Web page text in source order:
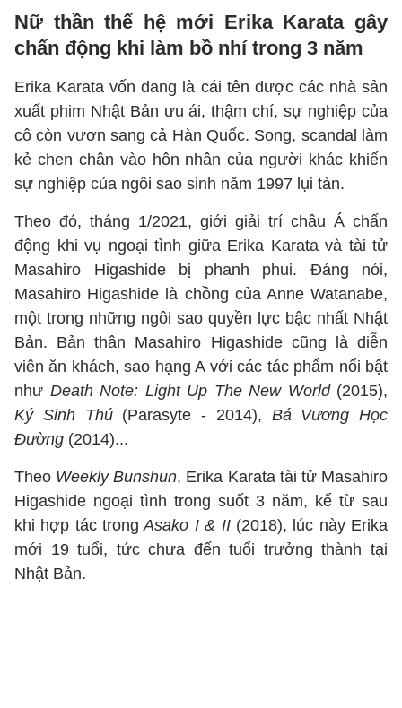
Nữ thần thế hệ mới Erika Karata gây
chấn động khi làm bồ nhí trong 3 năm
Erika Karata vốn đang là cái tên được các nhà sản
xuất phim Nhật Bản ưu ái, thậm chí, sự nghiệp của
cô còn vươn sang cả Hàn Quốc. Song, scandal làm
kẻ chen chân vào hôn nhân của người khác khiến
sự nghiệp của ngôi sao sinh năm 1997 lụi tàn.
Theo đó, tháng 1/2021, giới giải trí châu Á chấn
động khi vụ ngoại tình giữa Erika Karata và tài tử
Masahiro Higashide bị phanh phui. Đáng nói,
Masahiro Higashide là chồng của Anne Watanabe,
một trong những ngôi sao quyền lực bậc nhất Nhật
Bản. Bản thân Masahiro Higashide cũng là diễn
viên ăn khách, sao hạng A với các tác phẩm nổi bật
như Death Note: Light Up The New World(2015),
Ký Sinh Thú(Parasyte - 2014), Bá Vương Học
Đường (2014)...
Theo Weekly Bunshun, Erika Karata tài tử Masahiro
Higashide ngoại tình trong suốt 3 năm, kể từ sau
khi hợp tác trong Asako I & II(2018), lúc này Erika
mới 19 tuổi, tức chưa đến tuổi trưởng thành tại
Nhật Bản.